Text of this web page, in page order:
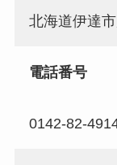
北海道伊達
電話番号
0142-82-